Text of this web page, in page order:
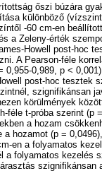
őszi búzára
különböző
-60 cm-en
a Zeleny-érték
Howell post-hoc
A Pearson-féle
0,955-0,989, p <
post-hoc
szignifikánsan
körülmények
féle t-próba szerint (p
a hozam
hozamot (p =
en a folyamatos
a folyamatos kezelés